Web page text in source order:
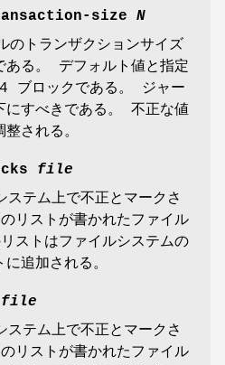
size N
のトランザクションサイズ
ある。 デフォルト値と指定
ブロックである。 ジャー
にすべきである。 不正な値
される。
file
ステム上で不正とマークさ
リストが書かれたファイル
ストはファイルシステムの
追加される。
file
ステム上で不正とマークさ
リストが書かれたファイル